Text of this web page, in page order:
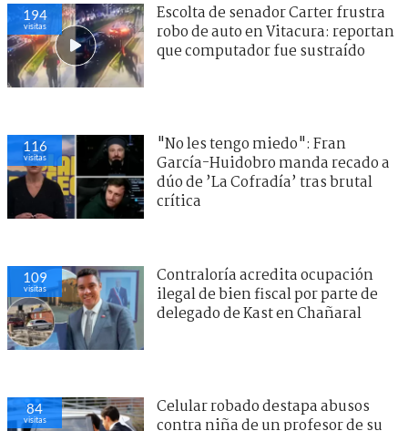
194
visitas
Escolta de senador Carter frustra
robo de auto en Vitacura: reportan
que computador fue sustraído
116
visitas
"No les tengo miedo": Fran
García-Huidobro manda recado a
dúo de ’La Cofradía’ tras brutal
crítica
109
visitas
Contraloría acredita ocupación
ilegal de bien fiscal por parte de
delegado de Kast en Chañaral
84
visitas
Celular robado destapa abusos
contra niña de un profesor de su